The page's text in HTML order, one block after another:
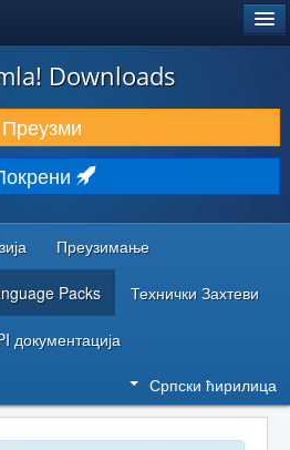
(ЕКСТЕНЗИЈЕ)
Downloads
Преузми
Преузимање
Packs Технички Захтеви
документација
Српски ћирилица